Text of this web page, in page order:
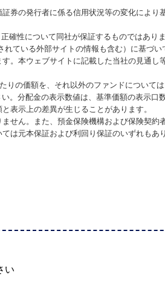
券の発行者に係る信用状況等の変化により
確性について同社が保証するものではあり
ている外部サイトの情報も含む）に基づい
。本ウェブサイトに記載した当社の見通し
の価額を、それ以外のファンドについては
。分配金の表示数値は、基準価額の表示口
表示上の差異が生じることがあります。
せん。また、預金保険機構および保険契約
は元本保証および利回り保証のいずれもあ
い